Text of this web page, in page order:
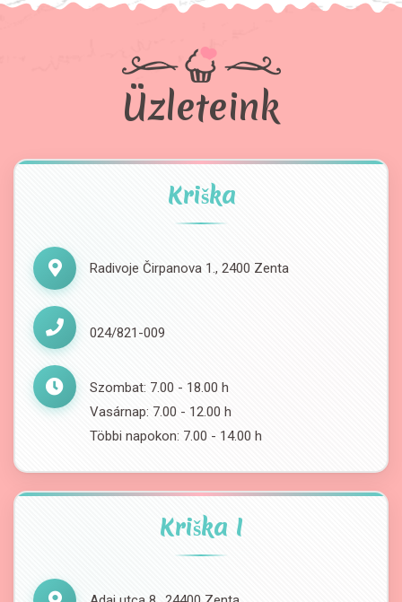
Üzleteink
Kriška
Radivoje Čirpanova 1., 2400 Zenta
024/821-009
Szombat: 7.00 - 18.00 h
Vasárnap: 7.00 - 12.00 h
Többi napokon: 7.00 - 14.00 h
Kriška I